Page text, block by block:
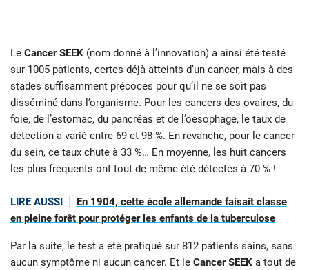
Le Cancer SEEK (nom donné à l’innovation) a ainsi été testé
sur 1005 patients, certes déjà atteints d’un cancer, mais à des
stades suffisamment précoces pour qu’il ne se soit pas
disséminé dans l’organisme. Pour les cancers des ovaires, du
foie, de l’estomac, du pancréas et de l’oesophage, le taux de
détection a varié entre 69 et 98 %. En revanche, pour le cancer
du sein, ce taux chute à 33 %… En moyenne, les huit cancers
les plus fréquents ont tout de même été détectés à 70 % !
LIRE AUSSI
En 1904, cette école allemande faisait classe
en pleine forêt pour protéger les enfants de la tuberculose
Par la suite, le test a été pratiqué sur 812 patients sains, sans
aucun symptôme ni aucun cancer. Et le Cancer SEEK a tout de